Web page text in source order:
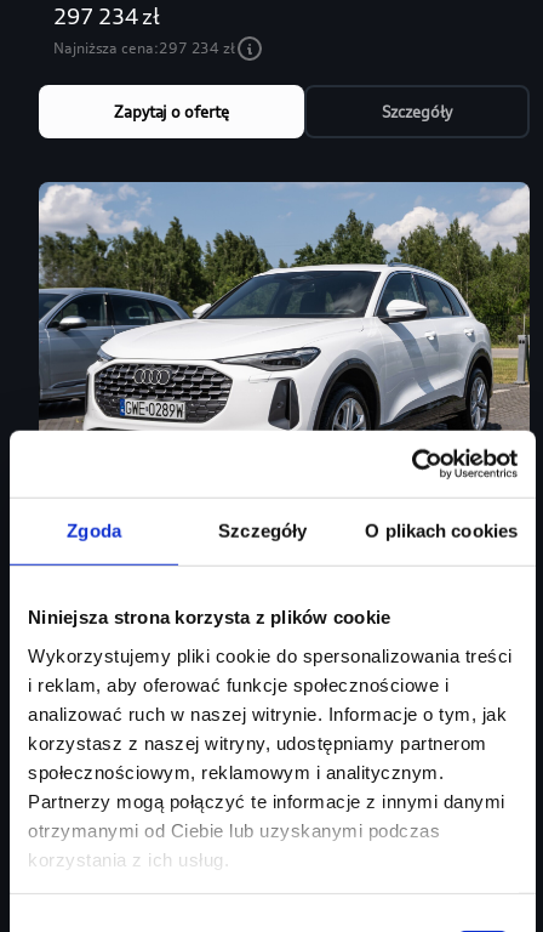
Zgoda Szczegóły O plikach cookies
Niniejsza strona korzysta z plików cookie
Wykorzystujemy pliki cookie do spersonalizowania treści
i reklam, aby oferować funkcje społecznościowe i
analizować ruch w naszej witrynie. Informacje o tym, jak
korzystasz z naszej witryny, udostępniamy partnerom
społecznościowym, reklamowym i analitycznym.
Partnerzy mogą połączyć te informacje z innymi danymi
otrzymanymi od Ciebie lub uzyskanymi podczas
korzystania z ich usług.
297 234 zł
Najniższa cena:297 234 zł
Zapytaj o ofertę Szczegóły
Matrix LED/ Ambiente+/ S-line tkanina/ kamera360/ tempomat
Rok produkcji2025
Moc silnika KM
Typ paliwadiesel
Typ nadwoziaSUV
SalonAudi Centrum Gdańsk
304 180 zł